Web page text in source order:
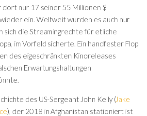
dort nur 17 seiner 55 Millionen $
ein. Weltweit wurden es auch nur
sich die Streamingrechte für etliche
im Vorfeld sicherte. Ein handfester Flop
des eigeschränkten Kinoreleases
Erwartungshaltungen
des US-Sergeant John Kelly (Jake
), der 2018 in Afghanistan stationiert ist